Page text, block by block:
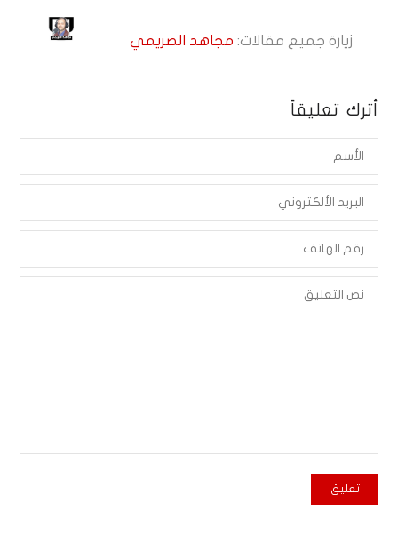
زيارة جميع مقالات: مجاهد الصريمي
أترك تعليقاً